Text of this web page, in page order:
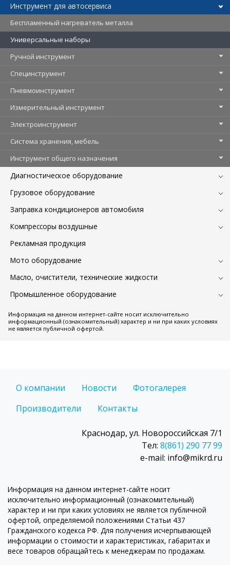
Инструмент для автосервиса
Беспламенный нагреватель металла
Универсальные наборы
Ручной инструмент
Специнструмент
Пневмоинструмент
Измерительный инструмент
Электроинструмент
Система хранения, мебель
Инструмент общего назначения
Диагностическое оборудование
Грузовое оборудование
Заправка кондиционеров автомобиля
Компрессоры воздушные
Рекламная продукция
Мото оборудование
Масло, очистители, технические жидкости
Промышленное оборудование
Информация на данном интернет-сайте носит исключительно
информационный (ознакомительный) характер и ни при каких условиях
не является публичной офертой.
О компании Новости
Фотогалерея
Производители
Контакты
Краснодар, ул. Новороссийская 7/1
Тел: 8(861) 290 77 99
e-mail: info@mikrd.ru
Информация на данном интернет-сайте носит
исключительно информационный (ознакомительный)
характер и ни при каких условиях не является публичной
офертой, определяемой положениями Статьи 437
Гражданского кодекса РФ. Для получения исчерпывающей
информации о стоимости и характеристиках, габаритах и
весе товаров обращайтесь к менеджерам по продажам.